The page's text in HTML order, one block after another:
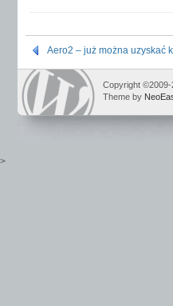
Aero2 – już można uzyskać
Copyright ©2009-
Theme by
>